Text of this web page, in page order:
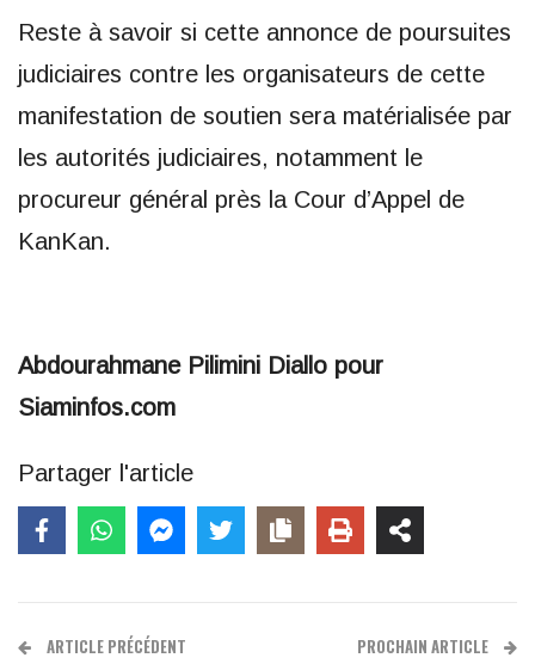
Reste à savoir si cette annonce de poursuites
judiciaires contre les organisateurs de cette
manifestation de soutien sera matérialisée par
les autorités judiciaires, notamment le
procureur général près la Cour d’Appel de
KanKan.
Abdourahmane Pilimini Diallo pour
Siaminfos.com
Partager l'article
ARTICLE PRÉCÉDENT PROCHAIN ARTICLE